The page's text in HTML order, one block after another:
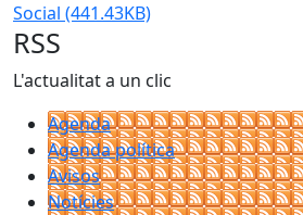
Social (441.43KB)
RSS
L'actualitat a un clic
Agenda
Agenda política
Avisos
Notícies